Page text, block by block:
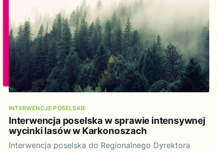
INTERWENCJE POSELSKIE
Interwencja poselska w sprawie intensywnej
wycinki lasów w Karkonoszach
Interwencja poselska do Regionalnego Dyrektora